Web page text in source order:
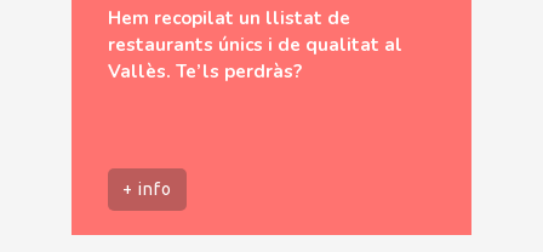
Hem recopilat un llistat de
restaurants únics i de qualitat al
Vallès. Te’ls perdràs?
+ info